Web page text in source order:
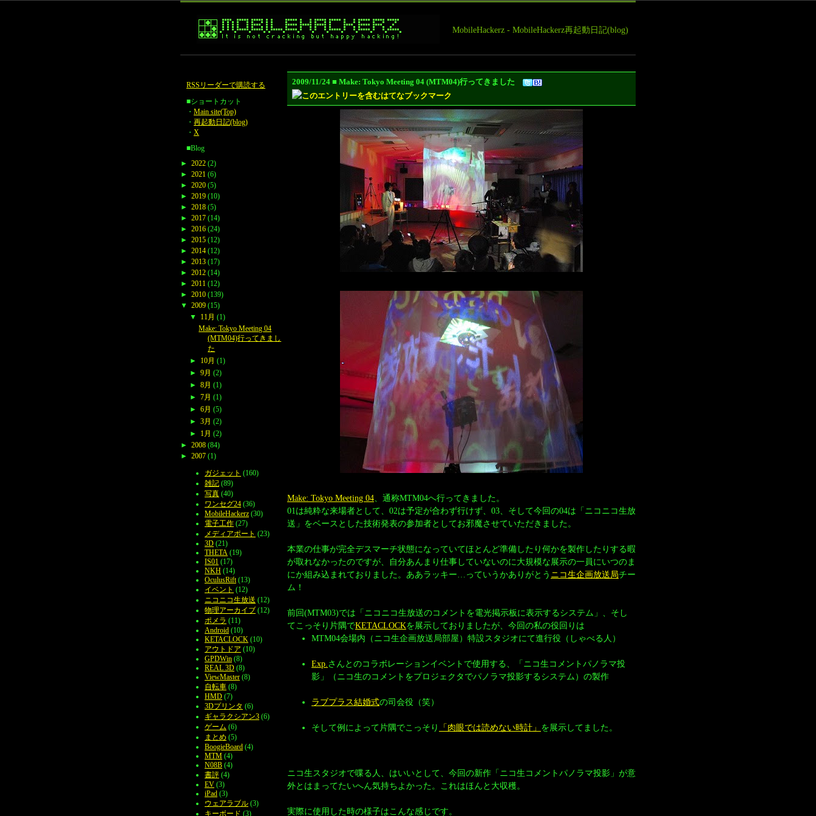
MobileHackerz - MobileHackerz再起動日記(blog)
2009/11/24 ■ Make: Tokyo Meeting 04 (MTM04)行ってきました
Make: Tokyo Meeting 04 、通称MTM04へ行ってきました。
01は純粋な来場者として、02は予定が合わず行けず、03、そして今回の04は「ニコニコ生放
送」をベースとした技術発表の参加者としてお邪魔させていただきました。
本業の仕事が完全デスマーチ状態になっていてほとんど準備したり何かを製作したりする暇
が取れなかったのですが、自分あんまり仕事していないのに大規模な展示の一員にいつのま
にか組み込まれておりました。ああラッキー…っていうかありがとう ニコ生企画放送局チー
ム！
前回(MTM03)では「ニコニコ生放送のコメントを電光掲示板に表示するシステム」、そし
てこっそり片隅でKETACLOCKを展示しておりましたが、今回の私の役回りは
MTM04会場内（ニコ生企画放送局部屋）特設スタジオにて進行役（しゃべる人）
Exp. さんとのコラボレーションイベントで使用する、「ニコ生コメントパノラマ投
影」（ニコ生のコメントをプロジェクタでパノラマ投影するシステム）の製作
ラブプラス結婚式の司会役（笑）
そして例によって片隅でこっそり 「肉眼では読めない時計」 を展示してました。
ニコ生スタジオで喋る人、はいいとして、今回の新作「ニコ生コメントパノラマ投影」が意
外とはまってたいへん気持ちよかった。これはほんと大収穫。
実際に使用した時の様子はこんな感じです。
RSSリーダーで購読する
■ショートカット
・ Main site(Top)
・ 再起動日記(blog)
・ X
■Blog
► 2022 (2)
► 2021 (6)
► 2020 (5)
► 2019 (10)
► 2018 (5)
► 2017 (14)
► 2016 (24)
► 2015 (12)
► 2014 (12)
► 2013 (17)
► 2012 (14)
► 2011 (12)
► 2010 (139)
▼ 2009 (15)
▼
11月 (1)
Make: Tokyo Meeting 04
(MTM04)行ってきまし
た
►
10月 (1)
► 9月 (2)
► 8月 (1)
► 7月 (1)
► 6月 (5)
► 3月 (2)
►
1月 (2)
► 2008 (84)
► 2007 (1)
ガジェット (160)
雑記 (89)
写真 (40)
ワンセグ24 (36)
MobileHackerz (30)
電子工作 (27)
メディアポート (23)
3D (21)
THETA (19)
IS01 (17)
NKH (14)
OculusRift (13)
イベント (12)
ニコニコ生放送 (12)
物理アーカイブ (12)
ポメラ (11)
Android (10)
KETACLOCK (10)
アウトドア (10)
GPDWin (8)
REAL 3D (8)
ViewMaster (8)
自転車 (8)
HMD (7)
3Dプリンタ (6)
ギャラクシアン3 (6)
ゲーム (6)
まとめ (5)
BoogieBoard (4)
MTM (4)
N08B (4)
書評 (4)
EV (3)
iPad (3)
ウェアラブル (3)
キーボード (3)